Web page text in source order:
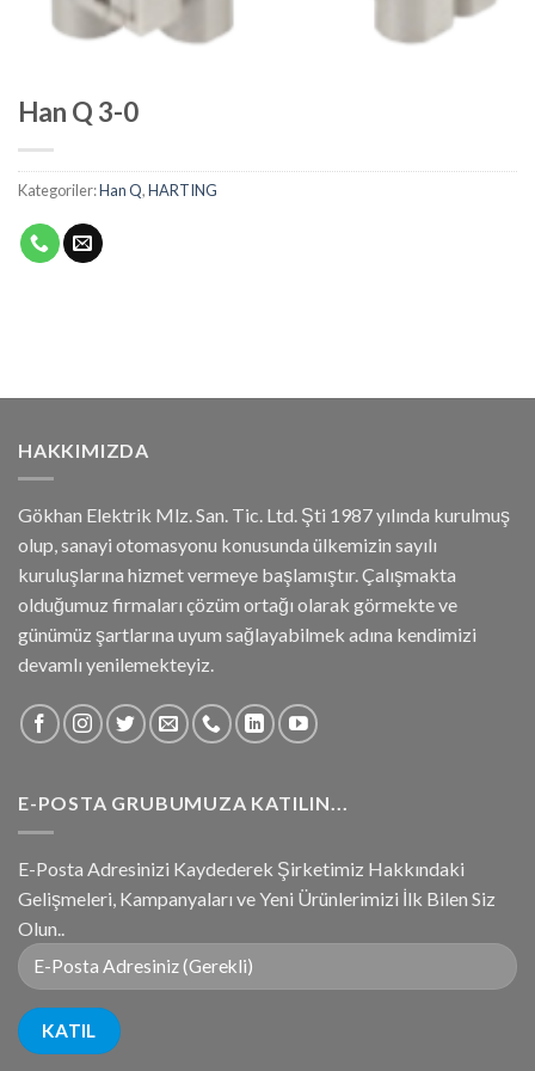
Han Q 3-0
Kategoriler:Han Q,HARTING
HAKKIMIZDA
Gökhan Elektrik Mlz. San. Tic. Ltd. Şti 1987 yılında kurulmuş
olup, sanayi otomasyonu konusunda ülkemizin sayılı
kuruluşlarına hizmet vermeye başlamıştır. Çalışmakta
olduğumuz firmaları çözüm ortağı olarak görmekte ve
günümüz şartlarına uyum sağlayabilmek adına kendimizi
devamlı yenilemekteyiz.
E-POSTA GRUBUMUZA KATILIN...
E-Posta Adresinizi Kaydederek Şirketimiz Hakkındaki
Gelişmeleri, Kampanyaları ve Yeni Ürünlerimizi İlk Bilen Siz
Olun..